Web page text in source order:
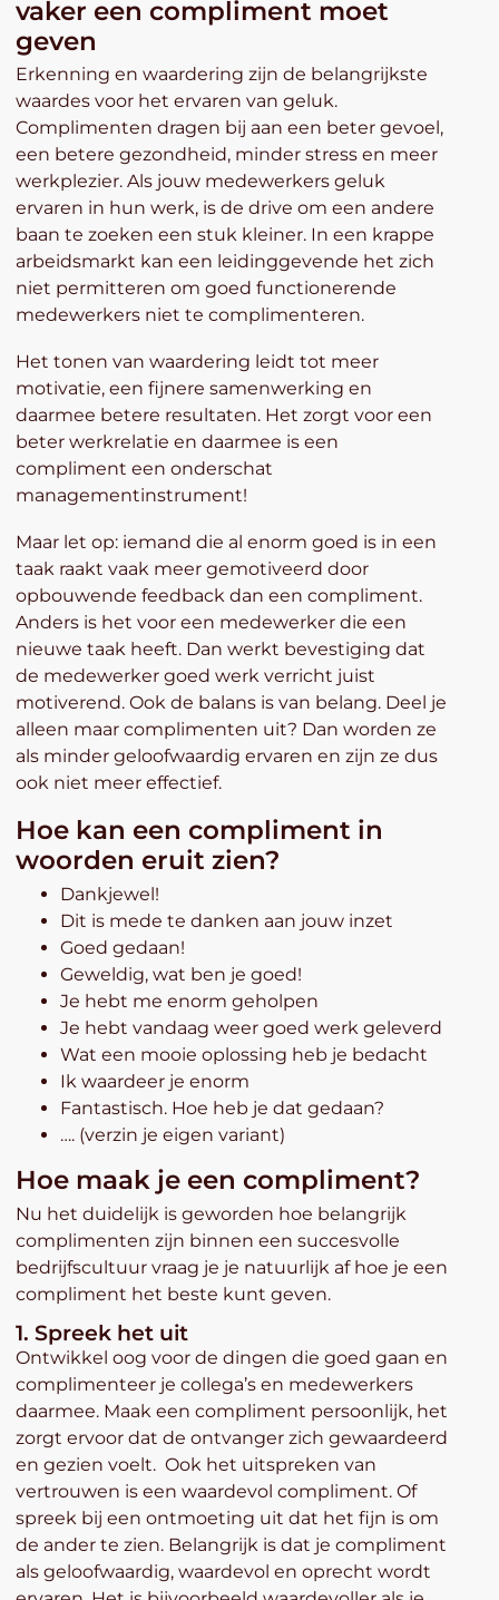
vaker een compliment moet
geven
Erkenning en waardering zijn de belangrijkste
waardes voor het ervaren van geluk.
Complimenten dragen bij aan een beter gevoel,
een betere gezondheid, minder stress en meer
werkplezier. Als jouw medewerkers geluk
ervaren in hun werk, is de drive om een andere
baan te zoeken een stuk kleiner. In een krappe
arbeidsmarkt kan een leidinggevende het zich
niet permitteren om goed functionerende
medewerkers niet te complimenteren.
Het tonen van waardering leidt tot meer
motivatie, een fijnere samenwerking en
daarmee betere resultaten. Het zorgt voor een
beter werkrelatie en daarmee is een
compliment een onderschat
managementinstrument!
Maar let op: iemand die al enorm goed is in een
taak raakt vaak meer gemotiveerd door
opbouwende feedback dan een compliment.
Anders is het voor een medewerker die een
nieuwe taak heeft. Dan werkt bevestiging dat
de medewerker goed werk verricht juist
motiverend. Ook de balans is van belang. Deel je
alleen maar complimenten uit? Dan worden ze
als minder geloofwaardig ervaren en zijn ze dus
ook niet meer effectief.
Hoe kan een compliment in
woorden eruit zien?
Dankjewel!
Dit is mede te danken aan jouw inzet
Goed gedaan!
Geweldig, wat ben je goed!
Je hebt me enorm geholpen
Je hebt vandaag weer goed werk geleverd
Wat een mooie oplossing heb je bedacht
Ik waardeer je enorm
Fantastisch. Hoe heb je dat gedaan?
…. (verzin je eigen variant)
Hoe maak je een compliment?
Nu het duidelijk is geworden hoe belangrijk
complimenten zijn binnen een succesvolle
bedrijfscultuur vraag je je natuurlijk af hoe je een
compliment het beste kunt geven.
1. Spreek het uit
Ontwikkel oog voor de dingen die goed gaan en
complimenteer je collega’s en medewerkers
daarmee. Maak een compliment persoonlijk, het
zorgt ervoor dat de ontvanger zich gewaardeerd
en gezien voelt. Ook het uitspreken van
vertrouwen is een waardevol compliment. Of
spreek bij een ontmoeting uit dat het fijn is om
de ander te zien. Belangrijk is dat je compliment
als geloofwaardig, waardevol en oprecht wordt